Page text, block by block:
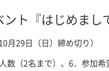
ト『はじめまし
29日（日）締め切り）
（2名まで）、6．参加